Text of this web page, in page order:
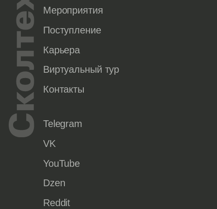
Мероприятия
Поступление
Карьера
Виртуальный тур
Контакты
Telegram
VK
YouTube
Dzen
Reddit